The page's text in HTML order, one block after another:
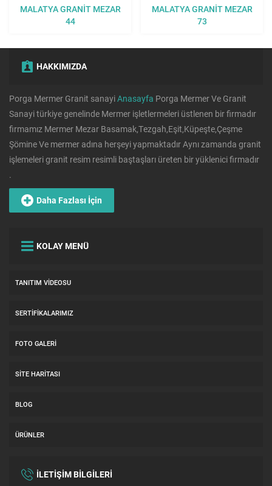
MALATYA GRANIT MEZAR
44
MALATYA GRANIT MEZAR
73
HAKKIMIZDA
Porga Mermer Granit sanayiAnasayfa Porga Mermer Ve Granit
Sanayi türkiye genelinde Mermer işletlermeleri üstlenen bir firmadır
firmamız Mermer Mezar Basamak,Tezgah,Eşit,Küpeşte,Çeşme
Şömine Ve mermer adına herşeyi yapmaktadır Aynı zamanda granit
işlemeleri granit resim resimli baştaşları üreten bir yüklenici firmadır
.
Daha Fazlası İçin
KOLAY MENÜ
TANITIM VIDEOSU
SERTIFIKALARIMIZ
FOTO GALERI
SITE HARITASI
BLOG
ÜRÜNLER
İLETİŞİM BİLGİLERİ